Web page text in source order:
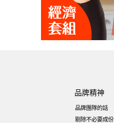
品牌精神
品牌團隊的話
剔除不必要成份